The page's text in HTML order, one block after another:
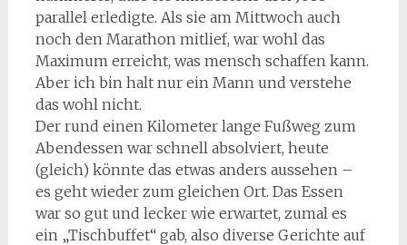
parallel erledigte. Als sie am Mittwoch auch
noch den Marathon mitlief, war wohl das
Maximum erreicht, was mensch schaffen kann.
Aber ich bin halt nur ein Mann und verstehe
das wohl nicht.
Der rund einen Kilometer lange Fußweg zum
Abendessen war schnell absolviert, heute
(gleich) könnte das etwas anders aussehen –
es geht wieder zum gleichen Ort. Das Essen
war so gut und lecker wie erwartet, zumal es
ein „Tischbuffet“ gab, also diverse Gerichte auf